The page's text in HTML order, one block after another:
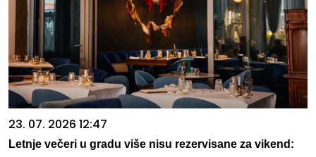
23. 07. 2026 12:47
Letnje večeri u gradu više nisu rezervisane za vikend: